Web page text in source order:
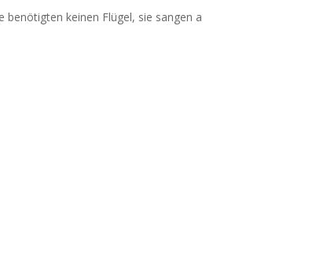
benötigten keinen Flügel, sie sangen a